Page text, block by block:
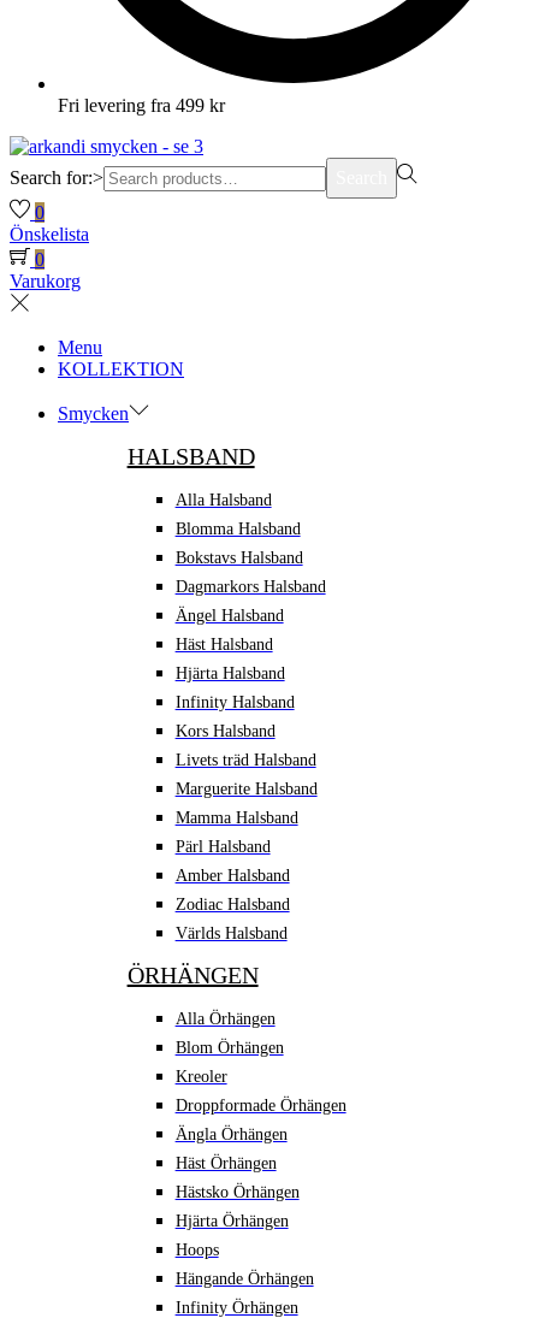
Fri levering fra 499 kr
Search for:>
0
Önskelista
0
Varukorg
Menu
KOLLEKTION
Smycken
HALSBAND
Alla Halsband
Blomma Halsband
Bokstavs Halsband
Dagmarkors Halsband
Ängel Halsband
Häst Halsband
Hjärta Halsband
Infinity Halsband
Kors Halsband
Livets träd Halsband
Marguerite Halsband
Mamma Halsband
Pärl Halsband
Amber Halsband
Zodiac Halsband
Världs Halsband
ÖRHÄNGEN
Alla Örhängen
Blom Örhängen
Kreoler
Droppformade Örhängen
Ängla Örhängen
Häst Örhängen
Hästsko Örhängen
Hjärta Örhängen
Hoops
Hängande Örhängen
Infinity Örhängen